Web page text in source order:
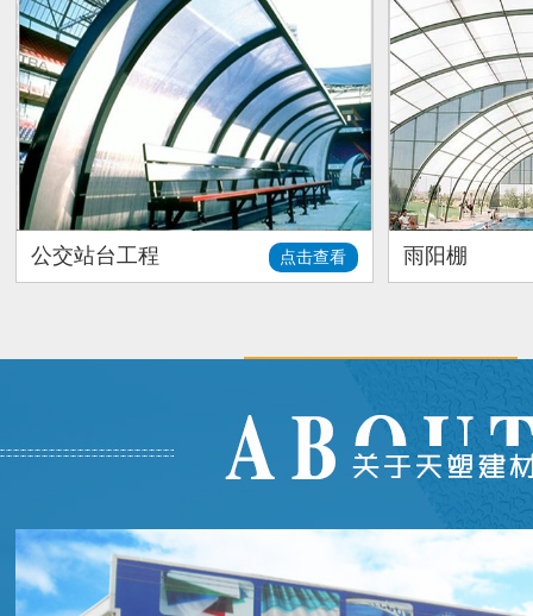
公交站台工程 点击查看 雨阳棚